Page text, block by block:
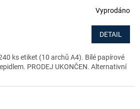
Vyprodáno
DETAIL
ks etiket (10 archů A4). Bílé papírové
PRODEJ UKONČEN. Alternativní